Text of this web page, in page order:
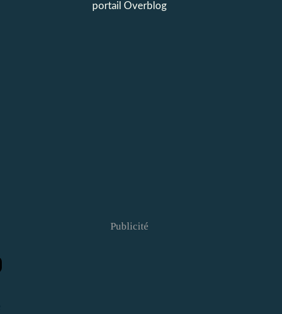
portail Overblog
Publicité